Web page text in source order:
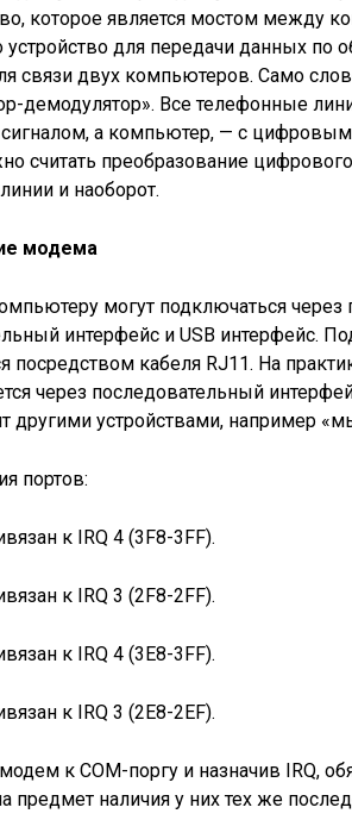
которое является мостом между
для передачи данных
связи двух компьютеров. Само
демодулятор». Все телефонные
а компьютер, — с
считать преобразование
и наоборот.
модема
могут подключаться через
интерфейс и USB интерфейс.
посредством кабеля RJ11. На
через последовательный
другими устройствами, например
портов:
к IRQ 4 (3F8-3FF).
к IRQ 3 (2F8-2FF).
к IRQ 4 (3E8-3FF).
к IRQ 3 (2E8-2EF).
к СОМ-поргу и назначив IRQ,
предмет наличия у них тех же